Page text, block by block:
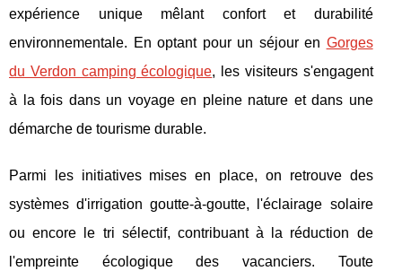
expérience unique mêlant confort et durabilité
environnementale. En optant pour un séjour en Gorges
du Verdon camping écologique, les visiteurs s'engagent
à la fois dans un voyage en pleine nature et dans une
démarche de tourisme durable.
Parmi les initiatives mises en place, on retrouve des
systèmes d'irrigation goutte-à-goutte, l'éclairage solaire
ou encore le tri sélectif, contribuant à la réduction de
l'empreinte écologique des vacanciers. Toute